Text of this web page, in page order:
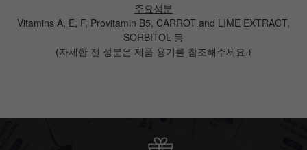
주요성분
Vitamins A, E, F, Provitamin B5, CARROT and LIME EXTRACT,
SORBITOL 등
(자세한 전 성분은 제품 용기를 참조해주세요.)